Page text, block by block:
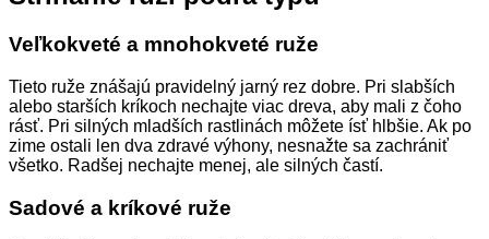
Veľkokveté a mnohokveté ruže
Tieto ruže znášajú pravidelný jarný rez dobre. Pri slabších
alebo starších kríkoch nechajte viac dreva, aby mali z čoho
rásť. Pri silných mladších rastlinách môžete ísť hlbšie. Ak po
zime ostali len dva zdravé výhony, nesnažte sa zachrániť
všetko. Radšej nechajte menej, ale silných častí.
Sadové a kríkové ruže